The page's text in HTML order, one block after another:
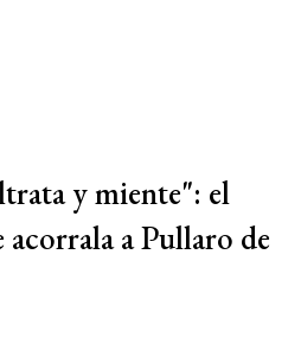
y miente": el
a Pullaro de